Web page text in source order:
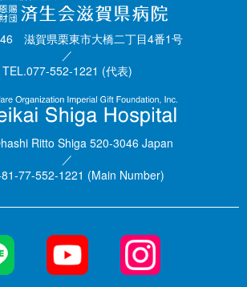
滋賀県栗東市大橋二丁目4番1号
／
TEL.077-552-1221 (代表)
Ritto Shiga 520-3046 Japan
／
77-552-1221 (Main Number)